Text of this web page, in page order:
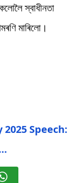
স্বাধীনতা
মাৰিলো।
Speech: